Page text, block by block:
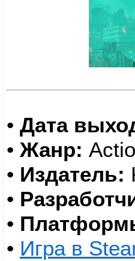
• Дата
• Жанр:
• Издатель:
•
•
• Игра в